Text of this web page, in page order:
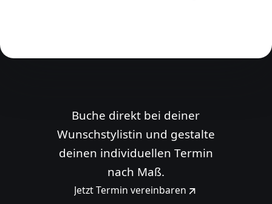
Buche direkt bei deiner
Wunschstylistin und gestalte
deinen individuellen Termin
nach Maß.
Jetzt Termin vereinbaren